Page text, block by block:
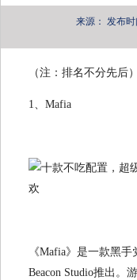
来源： 发布时
（注：排名不分先后）
1、Mafia
《Mafia》是一款黑
Beacon Studio推出。